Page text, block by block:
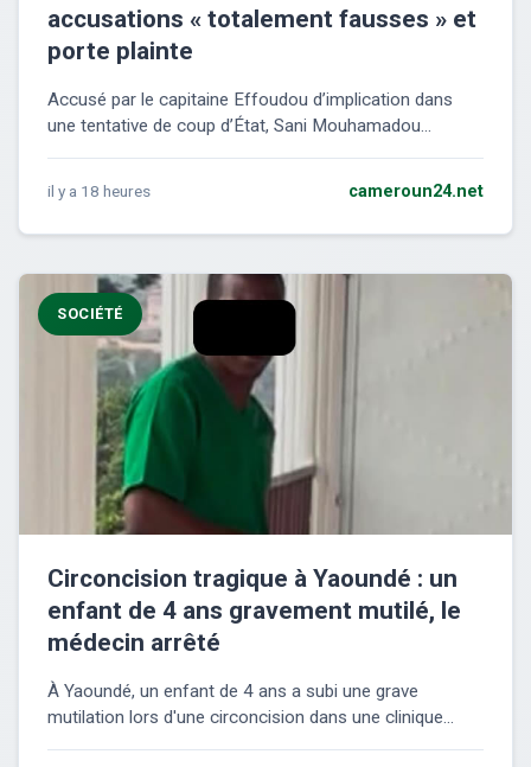
accusations « totalement fausses » et
porte plainte
Accusé par le capitaine Effoudou d’implication dans
une tentative de coup d’État, Sani Mouhamadou...
il y a 18 heures cameroun24.net
SOCIÉTÉ
Circoncision tragique à Yaoundé : un
enfant de 4 ans gravement mutilé, le
médecin arrêté
À Yaoundé, un enfant de 4 ans a subi une grave
mutilation lors d'une circoncision dans une clinique...